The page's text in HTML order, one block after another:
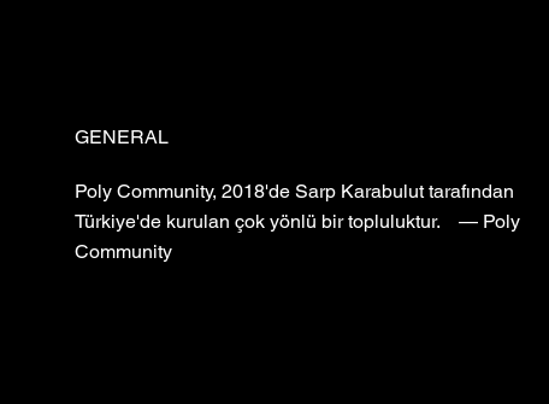
GENERAL
Poly Community, 2018'de Sarp Karabulut tarafından
Türkiye'de kurulan çok yönlü bir topluluktur. — Poly
Community